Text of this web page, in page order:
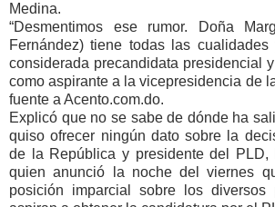
Medina.
“Desmentimos ese rumor. Doña
Fernández) tiene todas las
considerada precandidata presidencial
como aspirante a la vicepresidencia de
fuente a Acento.com.do.
Explicó que no se sabe de dónde ha
quiso ofrecer ningún dato sobre la
de la República y presidente del PLD,
quien anunció la noche del viernes
posición imparcial sobre los diversos